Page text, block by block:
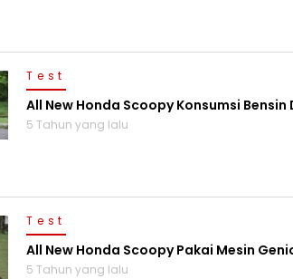
Test
All New Honda Scoopy Konsumsi
5 Tahun yang lalu
Test
All New Honda Scoopy Pakai Mesin
5 Tahun yang lalu